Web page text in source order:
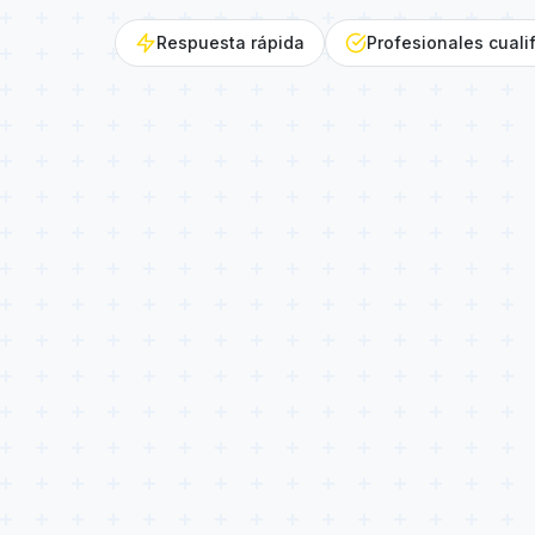
Respuesta rápida Profesionales